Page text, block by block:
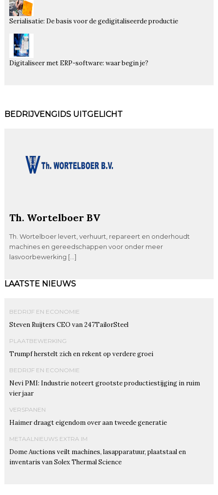
Serialisatie: De basis voor de gedigitaliseerde productie
Digitaliseer met ERP-software: waar begin je?
BEDRIJVENGIDS UITGELICHT
Th. Wortelboer BV
Th. Wortelboer levert, verhuurt, repareert en onderhoudt
machines en gereedschappen voor onder meer
lasvoorbewerking […]
LAATSTE NIEUWS
BEDRIJF EN ECONOMIE
Steven Ruijters CEO van 247TailorSteel
PLAATBEWERKING
Trumpf herstelt zich en rekent op verdere groei
BEDRIJF EN ECONOMIE
Nevi PMI: Industrie noteert grootste productiestijging in ruim
vier jaar
VERSPANEN
Haimer draagt eigendom over aan tweede generatie
METAALNIEUWS EXTRA IM
Dome Auctions veilt machines, lasapparatuur, plaatstaal en
inventaris van Solex Thermal Science